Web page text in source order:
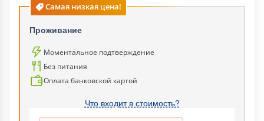
Самая низкая цена!
Проживание
Моментальное подтверждение
Без питания
Оплата банковской картой
Что входит в стоимость?